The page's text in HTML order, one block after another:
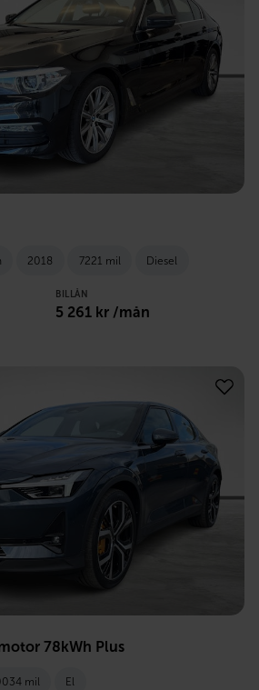
2018 7221 mil Diesel
BILLÅN
5 261 kr /mån
78kWh Plus
mil El